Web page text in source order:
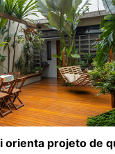
orienta projeto de